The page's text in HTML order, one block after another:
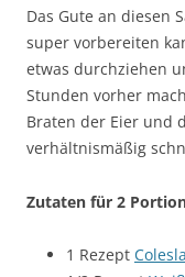
Das Gute an diesen
super vorbereiten
etwas durchziehen
Stunden vorher
Braten der Eier und
verhältnismäßig
Zutaten für 2
1 Rezept